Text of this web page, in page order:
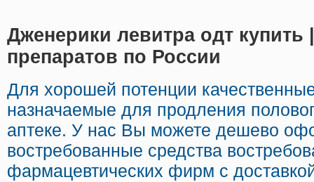
Дженерики левитра одт купить
препаратов по России
Для хорошей потенции
назначаемые для продления
аптеке. У нас Вы можете дешево
востребованные средства
фармацевтических фирм с